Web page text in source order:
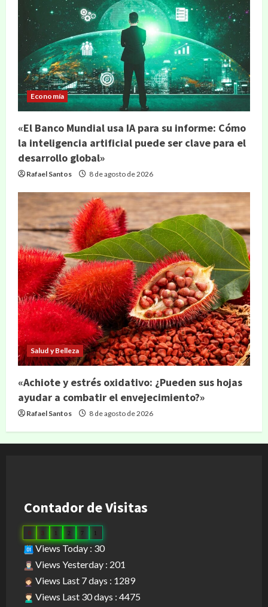
Economía
«El Banco Mundial usa IA para su informe: Cómo
la inteligencia artificial puede ser clave para el
desarrollo global»
Rafael Santos 8 de agosto de 2026
Salud y Belleza
«Achiote y estrés oxidativo: ¿Pueden sus hojas
ayudar a combatir el envejecimiento?»
Rafael Santos 8 de agosto de 2026
Contador de Visitas
0 3 1 7 1
Views Today : 30
Views Yesterday : 201
Views Last 7 days : 1289
Views Last 30 days : 4475